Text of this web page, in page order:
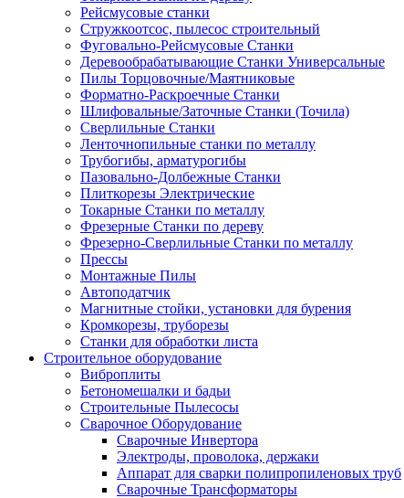
Рейсмусовые станки
Стружкоотсос, пылесос строительный
Фуговально-Рейсмусовые Станки
Деревообрабатывающие Станки Универсальные
Пилы Торцовочные/Маятниковые
Форматно-Раскроечные Станки
Шлифовальные/Заточные Станки (Точила)
Сверлильные Станки
Ленточнопильные станки по металлу
Трубогибы, арматурогибы
Пазовально-Долбежные Станки
Плиткорезы Электрические
Токарные Станки по металлу
Фрезерные Станки по дереву
Фрезерно-Сверлильные Станки по металлу
Прессы
Монтажные Пилы
Автоподатчик
Магнитные стойки, установки для бурения
Кромкорезы, труборезы
Станки для обработки листа
Строительное оборудование
Виброплиты
Бетономешалки и бадьи
Строительные Пылесосы
Сварочное Оборудование
Сварочные Инвертора
Электроды, проволока, держаки
Аппарат для сварки полипропиленовых труб
Сварочные Трансформаторы